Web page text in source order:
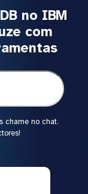
no IBM
com
chame no chat.